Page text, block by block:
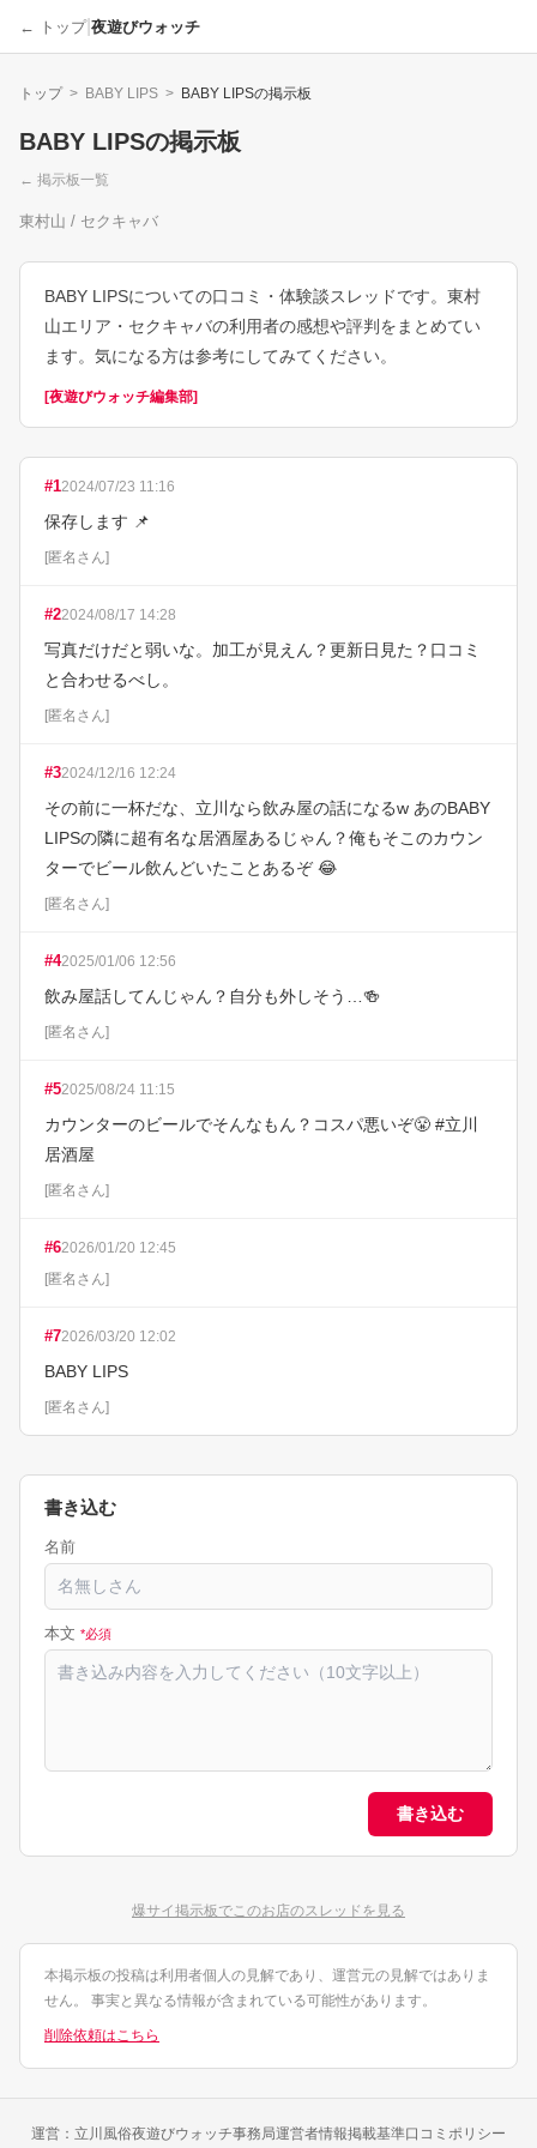
← トップ| 夜遊びウォッチ
トップ > BABY LIPS > BABY LIPSの掲示板
BABY LIPSの掲示板
← 掲示板一覧
東村山 / セクキャバ
BABY LIPSについての口コミ・体験談スレッドです。東村
山エリア・セクキャバの利用者の感想や評判をまとめてい
ます。気になる方は参考にしてみてください。
[夜遊びウォッチ編集部]
#12024/07/23 11:16
保存します 📌
[匿名さん]
#22024/08/17 14:28
写真だけだと弱いな。加工が見えん？更新日見た？口コミ
と合わせるべし。
[匿名さん]
#32024/12/16 12:24
その前に一杯だな、立川なら飲み屋の話になるw あのBABY
LIPSの隣に超有名な居酒屋あるじゃん？俺もそこのカウン
ターでビール飲んどいたことあるぞ 😂
[匿名さん]
#42025/01/06 12:56
飲み屋話してんじゃん？自分も外しそう…🍻
[匿名さん]
#52025/08/24 11:15
カウンターのビールでそんなもん？コスパ悪いぞ😤 #立川
居酒屋
[匿名さん]
#62026/01/20 12:45
[匿名さん]
#72026/03/20 12:02
BABY LIPS
[匿名さん]
書き込む
名前
本文 *必須
書き込む
爆サイ掲示板でこのお店のスレッドを見る
本掲示板の投稿は利用者個人の見解であり、運営元の見解ではありま
せん。 事実と異なる情報が含まれている可能性があります。
削除依頼はこちら
運営：立川風俗夜遊びウォッチ事務局運営者情報掲載基準口コミポリシー